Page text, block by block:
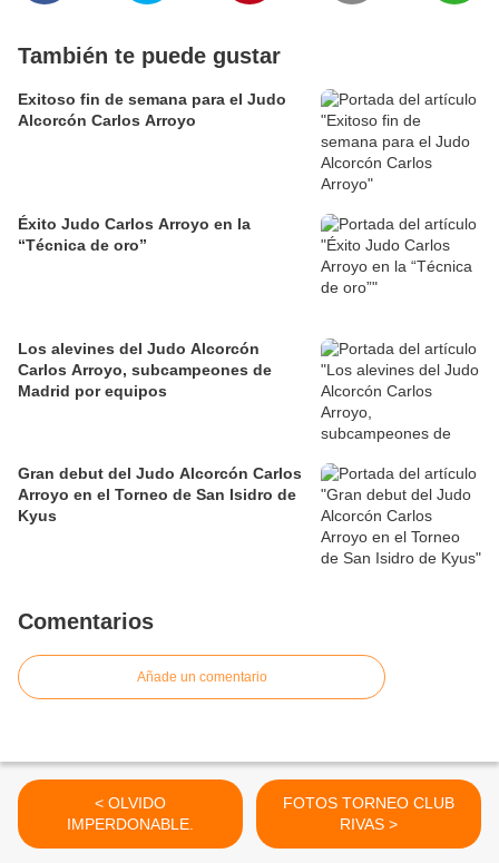
También te puede gustar
Exitoso fin de semana para el Judo
Alcorcón Carlos Arroyo
Éxito Judo Carlos Arroyo en la
“Técnica de oro”
Los alevines del Judo Alcorcón
Carlos Arroyo, subcampeones de
Madrid por equipos
Gran debut del Judo Alcorcón Carlos
Arroyo en el Torneo de San Isidro de
Kyus
Comentarios
Añade un comentario
< OLVIDO
IMPERDONABLE.
FOTOS TORNEO CLUB
RIVAS >